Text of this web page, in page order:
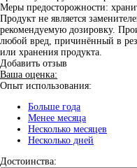
Меры предосторожности:
Продукт не является
рекомендуемую дозировку.
любой вред, причинённый в
или хранения продукта.
Добавить отзыв
Ваша оценка:
Опыт использования:
Больше года
Менее месяца
Несколько месяцев
Несколько дней
Достоинства: